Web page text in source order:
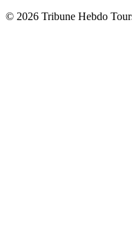
© 2026 Tribune Hebdo